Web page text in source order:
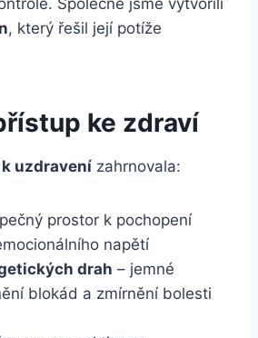
, který řešil její potíže
ke zdraví
uzdravení zahrnovala:
prostor k pochopení
napětí
drah – jemné
blokád a zmírnění bolesti